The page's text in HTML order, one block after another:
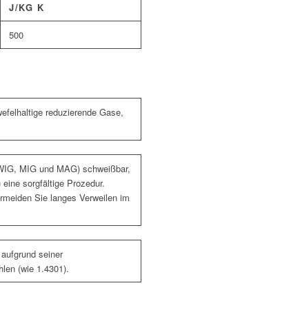
J/KG K
500
reduzierende Gase,
MIG und MAG) schweißbar,
sorgfältige Prozedur.
Sie langes Verweilen im
seiner
(wie 1.4301).